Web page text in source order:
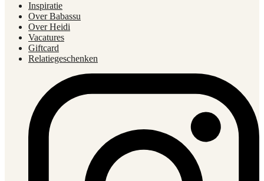
Inspiratie
Over Babassu
Over Heidi
Vacatures
Giftcard
Relatiegeschenken